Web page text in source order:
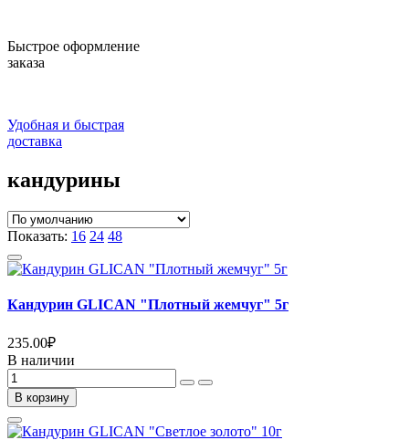
Быстрое оформление
заказа
Удобная и быстрая
доставка
кандурины
Показать: 16 24 48
Кандурин GLICAN "Плотный жемчуг" 5г
235.00₽
В наличии
В корзину